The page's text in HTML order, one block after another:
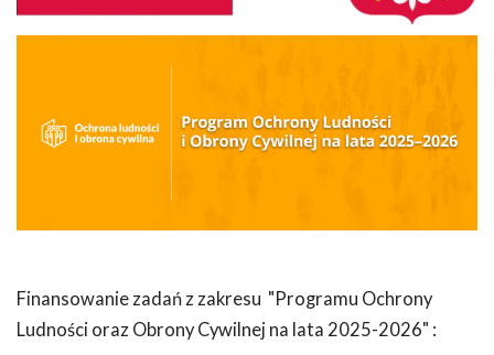
Finansowanie zadań z zakresu "Programu Ochrony
Ludności oraz Obrony Cywilnej na lata 2025-2026" :